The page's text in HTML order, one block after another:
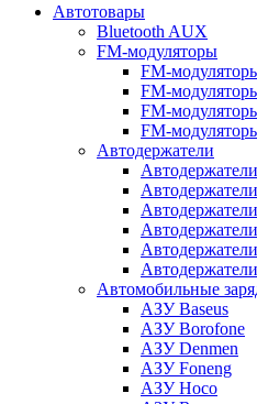
Автотовары
Bluetooth AUX
FM-модуляторы
FM-
FM-
FM-
FM-
Автодержатели
Автомобильные
АЗУ Baseus
АЗУ Borofone
АЗУ Denmen
АЗУ Foneng
АЗУ Hoco